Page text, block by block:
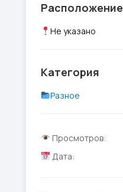
Расположение
Не указано
Категория
Разное
Просмотров:
Дата: